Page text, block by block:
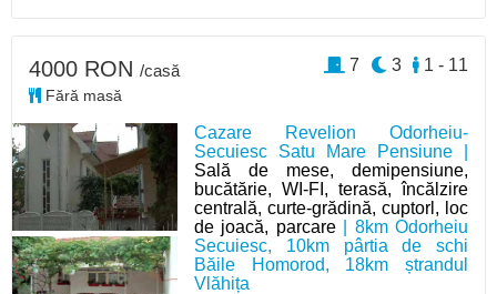
Cazare Revelion Odorheiu-
Secuiesc Satu Mare Pensiune |
Sală de mese, demipensiune,
bucătărie, WI-FI, terasă, încălzire
centrală, curte-grădină, cuptorl, loc
de joacă, parcare| 8km Odorheiu
Secuiesc, 10km pârtia de schi
Băile Homorod, 18km ștrandul
Vlăhița
4000 RON /casă
Fără masă
1 - 11
3
7